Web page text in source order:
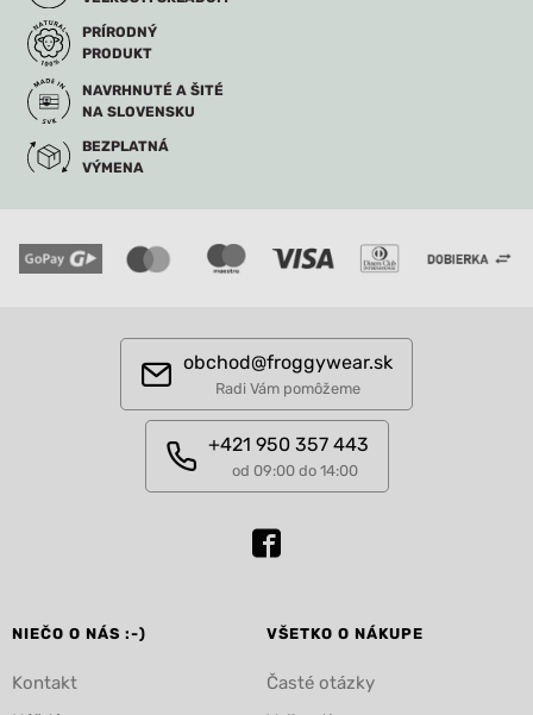
PRÍRODNÝ
PRODUKT
NAVRHNUTÉ A ŠITÉ
NA SLOVENSKU
BEZPLATNÁ
VÝMENA
obchod@froggywear.sk
Radi Vám pomôžeme
+421 950 357 443
od 09:00 do 14:00
NIEČO O NÁS :-)
Kontakt
VŠETKO O NÁKUPE
Časté otázky